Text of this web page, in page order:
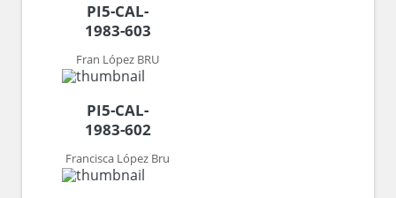
PI5-CAL-
1983-603
Fran López BRU
PI5-CAL-
1983-602
Francisca López Bru